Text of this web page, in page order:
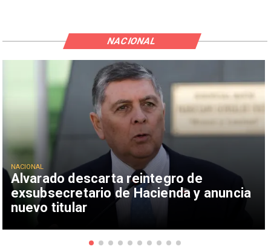
Alvarado descarta reintegro de
exsubsecretario de Hacienda y anuncia
nuevo titular
NACIONAL
NACIONAL